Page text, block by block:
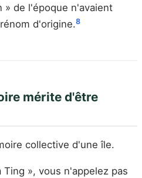
» de l'époque n'avaient
d'origine.8
mérite d'être
collective d'une île.
Ting », vous n'appelez pas